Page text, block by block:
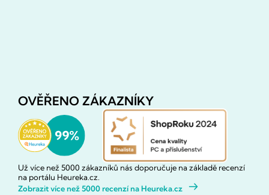
OVĚŘENO ZÁKAZNÍKY
Už více než 5000 zákazníků nás doporučuje na základě recenzí
na portálu Heureka.cz.
Zobrazit více než 5000 recenzí na Heureka.cz